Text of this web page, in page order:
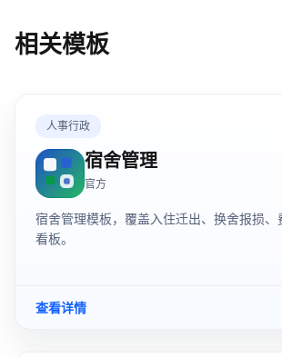
相关模板
人事行政
宿舍管理
官方
宿舍管理模板，覆盖入住迁出、换舍报损、
看板。
查看详情